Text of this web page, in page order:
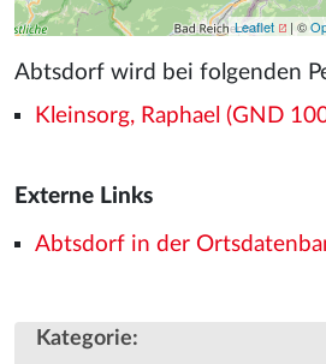
Leaflet | ©
Abtsdorf wird bei folgenden
Kleinsorg, Raphael (GND
Externe Links
Abtsdorf in der
Kategorie: